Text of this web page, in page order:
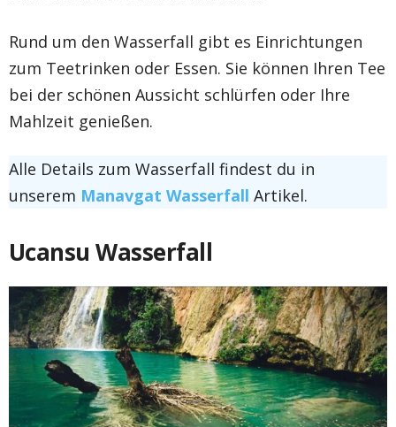
Rund um den Wasserfall gibt es Einrichtungen
zum Teetrinken oder Essen. Sie können Ihren Tee
bei der schönen Aussicht schlürfen oder Ihre
Mahlzeit genießen.
Alle Details zum Wasserfall findest du in
unserem Manavgat Wasserfall Artikel.
Ucansu Wasserfall